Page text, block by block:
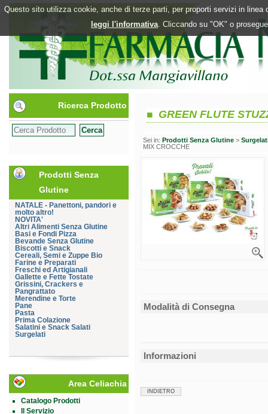
Questo sito utilizza cookie, anche di terze parti, per proporti servizi in
leggi l'informativa. Cliccando su "OK" o
Ricerca Prodotto
Prodotti Senza
Glutine
NATALE - Panettoni, pandori e
molto altro!
NOVITA'
Altri Alimenti Senza Glutine
Basi e Fondi Pizza
Bevande Senza Glutine
Biscotti e Snack
Cereali, Semi e Zuppe Bio
Farine e Preparati
Freschi ed Artigianali
Gallette e Fette Tostate
Grissini, Crackers e
Pangrattato
Merendine e Torte
Pane
Pasta
Prima Colazione
Salatini e Snack Salati
Surgelati
Area Celiachia
Catalogo Prodotti
Il Servizio
GREEN FLUTE
Sei in: Prodotti Senza Glutine >
MIX CROCCHE
Modalità di Consegna
Informazioni
INDIETRO